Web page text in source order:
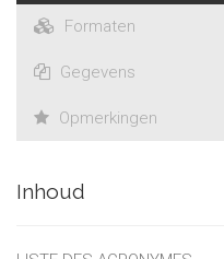
Formaten
Gegevens
Opmerkingen
Inhoud